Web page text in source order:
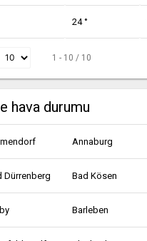
24 °
1 - 10 / 10
hava durumu
Annaburg
Dürrenberg Bad Kösen
Barleben